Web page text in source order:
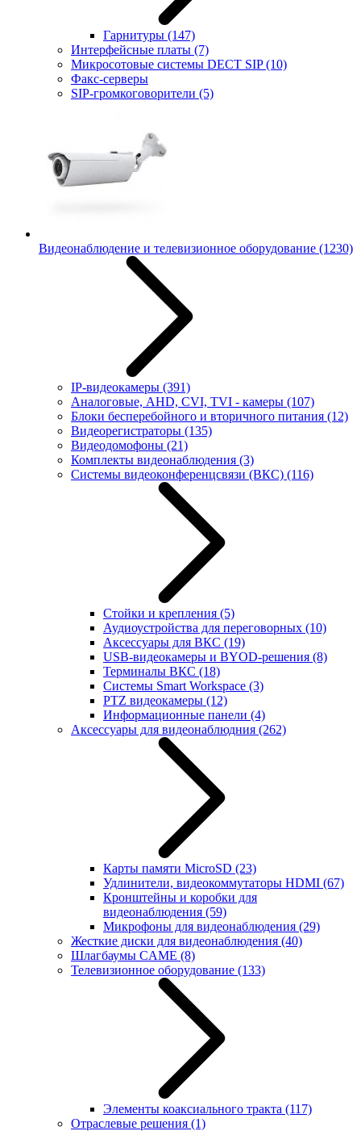
Гарнитуры (147)
Интерфейсные платы (7)
Микросотовые системы DECT SIP(10)
Факс-серверы
SIP-громкоговорители (5)
Видеонаблюдение и телевизионное оборудование (1230)
IP-видеокамеры (391)
Аналоговые, AHD, CVI, TVI - камеры (107)
Блоки бесперебойного и вторичного питания (12)
Видеорегистраторы (135)
Видеодомофоны (21)
Комплекты видеонаблюдения (3)
Системы видеоконференцсвязи (ВКС) (116)
Стойки и крепления (5)
Аудиоустройства для переговорных (10)
Аксессуары для ВКС (19)
USB-видеокамеры и BYOD-решения (8)
Терминалы ВКС (18)
Системы Smart Workspace (3)
PTZ видеокамеры (12)
Информационные панели (4)
Аксессуары для видеонаблюдния (262)
Карты памяти MicroSD (23)
Удлинители, видеокоммутаторы HDMI (67)
Кронштейны и коробки для
видеонаблюдения (59)
Микрофоны для видеонаблюдения (29)
Жесткие диски для видеонаблюдения (40)
Шлагбаумы CAME (8)
Телевизионное оборудование (133)
Элементы коаксиального тракта (117)
Отраслевые решения (1)